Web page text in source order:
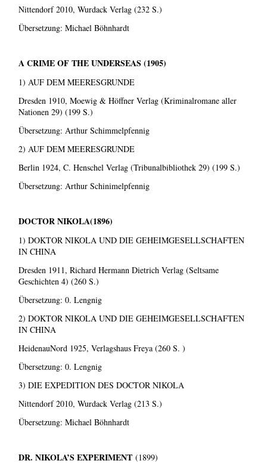
Nittendorf 2010, Wurdack Verlag (232 S.)
Übersetzung: Michael Böhnhardt
A CRIME OF THE UNDERSEAS (1905)
1) AUF DEM MEERESGRUNDE
Dresden 1910, Moewig & Höffner Verlag (Kriminalromane aller
Nationen 29) (199 S.)
Übersetzung: Arthur Schimmelpfennig
2) AUF DEM MEERESGRUNDE
Berlin 1924, C. Henschel Verlag (Tribunalbibliothek 29) (199 S.)
Übersetzung: Arthur Schinimelpfennig
DOCTOR NIKOLA(1896)
1) DOKTOR NIKOLA UND DIE GEHEIMGESELLSCHAFTEN
IN CHINA
Dresden 1911, Richard Hermann Dietrich Verlag (Seltsame
Geschichten 4) (260 S.)
Übersetzung: 0. Lengnig
2) DOKTOR NIKOLA UND DIE GEHEIMGESELLSCHAFTEN
IN CHINA
HeidenauNord 1925, Verlagshaus Freya (260 S. )
Übersetzung: 0. Lengnig
3) DIE EXPEDITION DES DOCTOR NIKOLA
Nittendorf 2010, Wurdack Verlag (213 S.)
Übersetzung: Michael Böhnhardt
DR. NIKOLA’S EXPERIMENT (1899)